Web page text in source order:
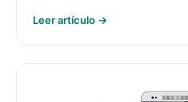
Leer artículo →